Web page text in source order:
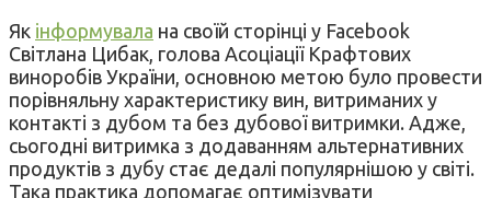
Як інформувала на своїй сторінці у Facebook
Світлана Цибак, голова Асоціації Крафтових
виноробів України, основною метою було провести
порівняльну характеристику вин, витриманих у
контакті з дубом та без дубової витримки. Адже,
сьогодні витримка з додаванням альтернативних
продуктів з дубу стає дедалі популярнішою у світі.
Така практика допомагає оптимізувати